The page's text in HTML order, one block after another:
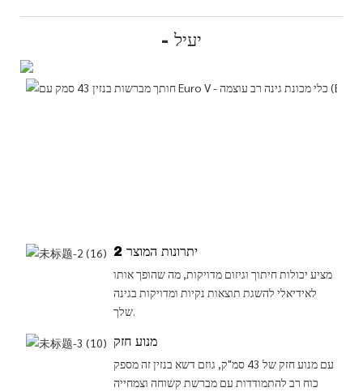
- יעיל
יתרונות המוצר 2
מציע יכולות חיתוך וגיזום מדויקות, מה שהופך אותו
לאידיאלי להשגת תוצאות נקיות ומדויקות בגינה
שלך.
מנוע חזק
עם מנוע חזק של 43 סמ"ק, גוזם דשא בנזין זה מספק
כוח רב להתמודדות עם מברשת קשוחה וצמחייה